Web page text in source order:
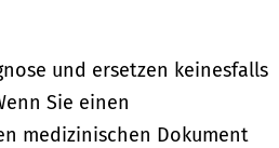
und ersetzen keinesfalls
Sie einen
medizinischen Dokument